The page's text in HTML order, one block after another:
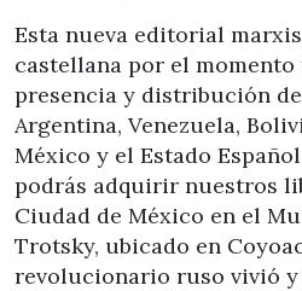
Esta nueva editorial
castellana por el
presencia y distribución
Argentina, Venezuela,
México y el Estado
podrás adquirir nuestros
Ciudad de México en el
Trotsky, ubicado en
revolucionario ruso vivió y